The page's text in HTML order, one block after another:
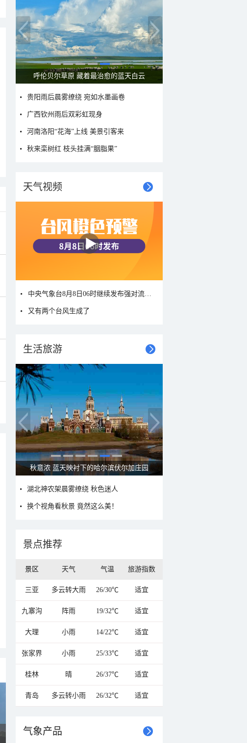
一组图感受水中消暑快乐瞬间
贵阳雨后晨雾缭绕 宛如水墨画卷
广西钦州雨后双彩虹现身
河南洛阳“花海”上线 美景引客来
秋来栾树红 枝头挂满“胭脂果”
天气视频
又有两个台风生成了
生活旅游
大美新疆—帕米尔高原好风光
湖北神农架晨雾缭绕 秋色迷人
换个视角看秋景 竟然这么美！
景点推荐
景区 天气 气温 旅游指数
三亚 多云转大雨 26/30℃ 适宜
九寨沟 阵雨 19/32℃ 适宜
大理 小雨 14/22℃ 适宜
张家界 小雨 25/33℃ 适宜
桂林 晴 26/37℃ 适宜
青岛 多云转小雨 26/32℃ 适宜
气象产品